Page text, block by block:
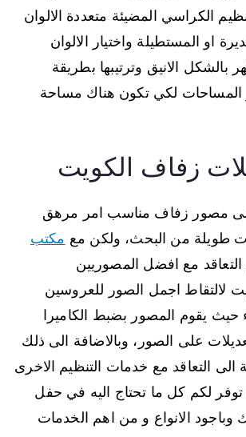
الكراسي المضيئة متعددة الالوان
او المستطيلة واختيار الالوان
بالشكل الانيق وترتيبها بطريقة
المساحات لكي تكون هناك مساحة
زفاف الكويت
مصور زفاف مناسب امر مرهق
طويلة من البحث، ولكن مع مكتب
مع افضل المصوريين
لالتقاط اجمل الصور للعروسين
حيث يقوم المصور بضبط الكاميرا
على الصور، وبالاضافة الى ذلك
التعاقد مع خدمات التنظيم الاخرى
توفر لكم كل ما تحتاج اليه في حفل
الانواع و من اهم الخدمات